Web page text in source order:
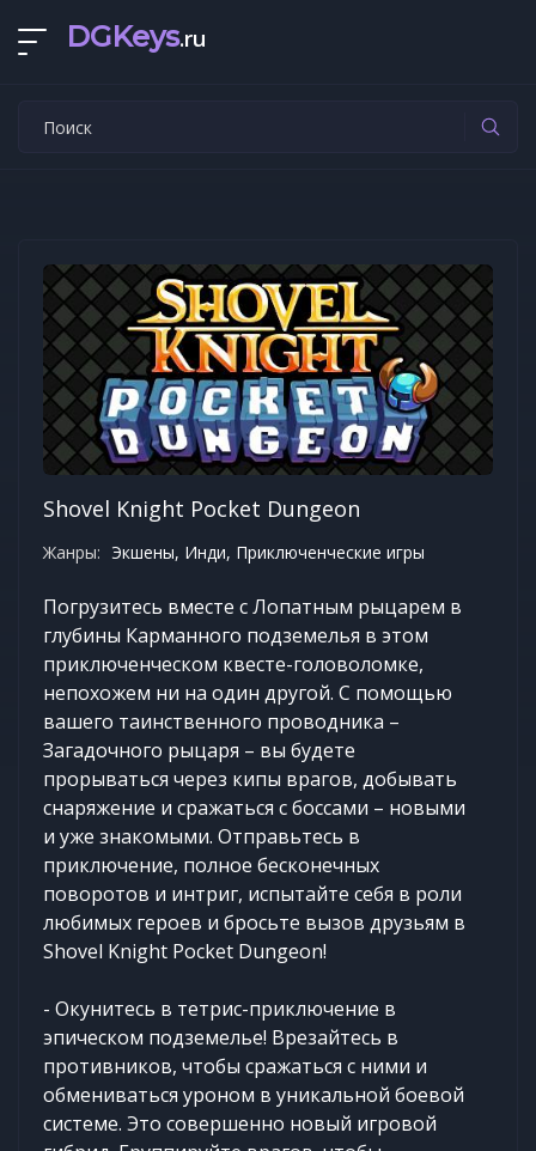
DGKeys.ru
Shovel Knight Pocket Dungeon
Жанры: Экшены, Инди, Приключенческие игры
Погрузитесь вместе с Лопатным рыцарем в
глубины Карманного подземелья в этом
приключенческом квесте-головоломке,
непохожем ни на один другой. С помощью
вашего таинственного проводника –
Загадочного рыцаря – вы будете
прорываться через кипы врагов, добывать
снаряжение и сражаться с боссами – новыми
и уже знакомыми. Отправьтесь в
приключение, полное бесконечных
поворотов и интриг, испытайте себя в роли
любимых героев и бросьте вызов друзьям в
Shovel Knight Pocket Dungeon!
- Окунитесь в тетрис-приключение в
эпическом подземелье! Врезайтесь в
противников, чтобы сражаться с ними и
обмениваться уроном в уникальной боевой
системе. Это совершенно новый игровой